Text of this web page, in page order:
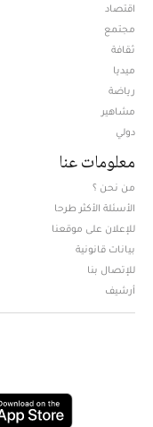
اقتصاد
مجتمع
ثقافة
ميديا
رياضة
مشاهير
دولي
معلومات عنا
من نحن ؟
الأسئلة الأكثر طرحا
للإعلان على موقعنا
بيانات قانونية
للإتصال بنا
أرشيف